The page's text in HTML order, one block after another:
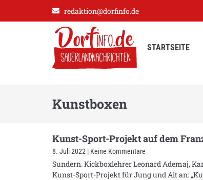
redaktion@dorfinfo.de
STARTSEITE
Kunstboxen
Kunst-Sport-Projekt auf dem
8. Juli 2022 Keine Kommentare
Sundern. Kickboxlehrer Leonard Ademaj,
Kunst-Sport-Projekt für Jung und Alt an: